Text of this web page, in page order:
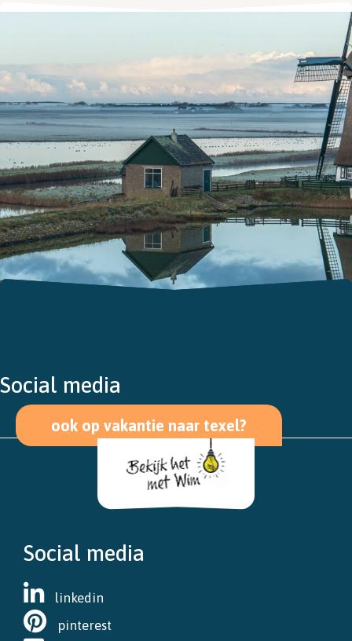
Social media
ook op vakantie naar texel?
Social media
linkedin
pinterest